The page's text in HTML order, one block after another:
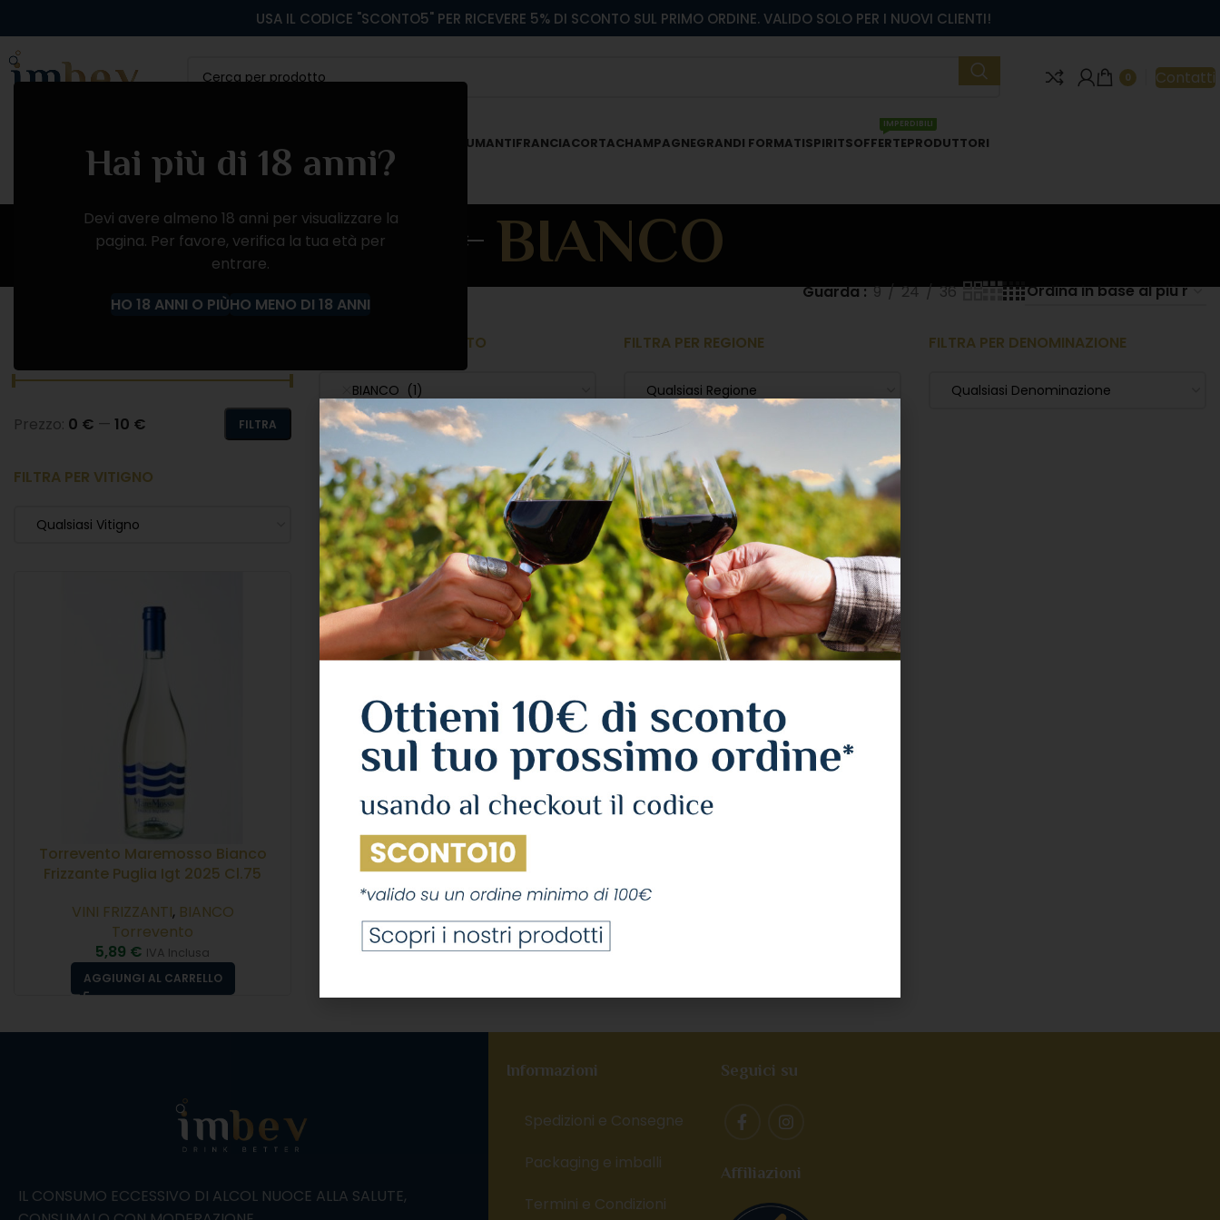
Hai più di 18 anni?
Devi avere almeno 18 anni per visualizzare la
pagina. Per favore, verifica la tua età per
entrare.
HO 18 ANNI O PIÙHO MENO DI 18 ANNI
0 Contatti
SPUMANTIFRANCIACORTACHAMPAGNEGRANDI FORMATISPIRITSOFFERTE
IMPERDIBILI
PRODUTTORI
BIANCO
VINI FRIZZANTI Guarda 9 24 36
FILTRA
Prezzo: 0 € — 10 €
CATEGORIE PRODOTTO
BIANCO (1)
FILTRA PER REGIONE
Qualsiasi Regione
FILTRA PER DENOMINAZIONE
Qualsiasi Denominazione
FILTRA PER VITIGNO
Qualsiasi Vitigno
FILTRA PER PRODUTTORE
Qualsiasi Produttore
Torrevento Maremosso Bianco
Frizzante Puglia Igt 2025 Cl.75
VINI FRIZZANTI, BIANCO
Torrevento
5,89 € IVA Inclusa
AGGIUNGI AL CARRELLO
IL CONSUMO ECCESSIVO DI ALCOL NUOCE ALLA SALUTE,
Informazioni
Spedizioni e Consegne
Packaging e imballi
Termini e Condizioni
Seguici su
Affiliazioni
USA IL CODICE "SCONTO5" PER RICEVERE 5% DI SCONTO SUL PRIMO ORDINE. VALIDO SOLO PER I NUOVI CLIENTI!